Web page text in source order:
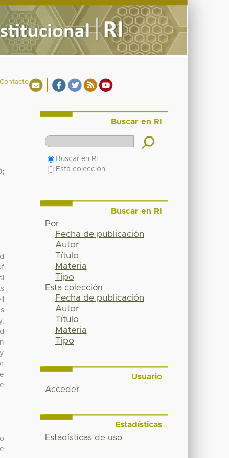
;
Buscar en RI
Buscar en RI
Esta colección
Buscar en RI
Por
Fecha de publicación
Autor
Título
Materia
Tipo
Esta colección
Fecha de publicación
Autor
Título
Materia
Tipo
Usuario
Acceder
Estadísticas
Estadísticas de uso